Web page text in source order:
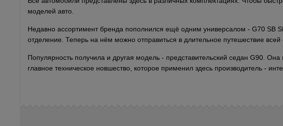
моделей авто.
Недавно ассортимент бренда пополнился ещё одним универсалом - G70 SB
отделение. Теперь на нём можно отправиться в длительное путешествие
Популярность получила и другая модель - представительский седан G90.
главное техническое новшество, которое применил здесь производитель -